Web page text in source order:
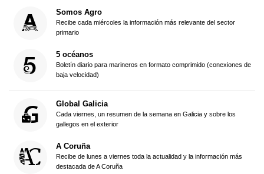
Somos Agro
Recibe cada miércoles la información más relevante del sector
primario
5 océanos
Boletín diario para marineros en formato comprimido (conexiones de
baja velocidad)
Global Galicia
Cada viernes, un resumen de la semana en Galicia y sobre los
gallegos en el exterior
A Coruña
Recibe de lunes a viernes toda la actualidad y la información más
destacada de A Coruña